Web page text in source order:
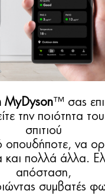
MyDyson™ σας
την ποιότητα
σπιτιού
οπουδήποτε, να
πολλά άλλα.
απόσταση,
συμβατές